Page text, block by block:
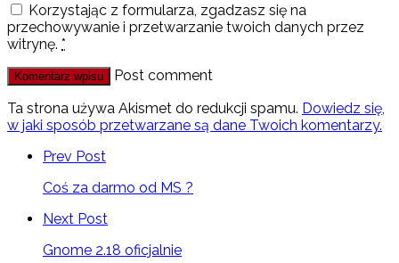
Korzystając z formularza, zgadzasz się na
przechowywanie i przetwarzanie twoich danych przez
witrynę. *
Post comment
Ta strona używa Akismet do redukcji spamu. Dowiedz się,
w jaki sposób przetwarzane są dane Twoich komentarzy.
Prev Post
Coś za darmo od MS ?
Next Post
Gnome 2.18 oficjalnie